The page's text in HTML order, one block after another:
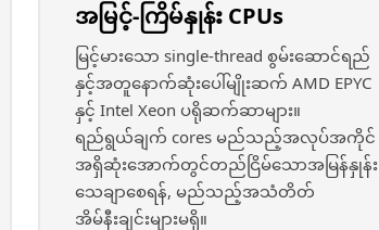
အမြင့်-ကြိမ်နှုန်း CPUs
မြင့်မားသော single-thread စွမ်းဆောင်ရည်
နှင့်အတူနောက်ဆုံးပေါ်မျိုးဆက် AMD EPYC
နှင့် Intel Xeon ပရိုဆက်ဆာများ။
ရည်ရွယ်ချက် cores မည်သည့်အလုပ်အကိုင်
အရှိဆုံးအောက်တွင်တည်ငြိမ်သောအမြန်နှုန်း
သေချာစေရန်, မည်သည့်အသံတိတ်
အိမ်နီးချင်းများမရှိ။